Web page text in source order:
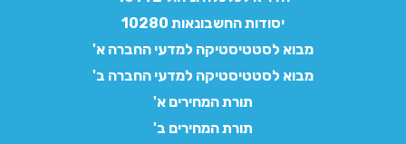
יסודות החשבונאות 10280
מבוא לסטטיסטיקה למדעי החברה א'
מבוא לסטטיסטיקה למדעי החברה ב'
תורת המחירים א'
תורת המחירים ב'